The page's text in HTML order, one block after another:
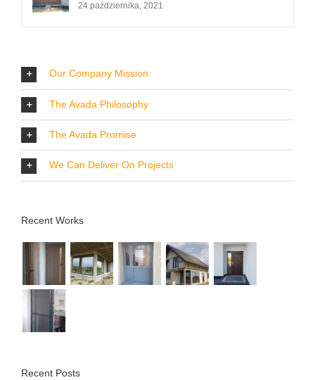
24 października, 2021
Our Company Mission
The Avada Philosophy
The Avada Promise
We Can Deliver On Projects
Recent Works
Recent Posts